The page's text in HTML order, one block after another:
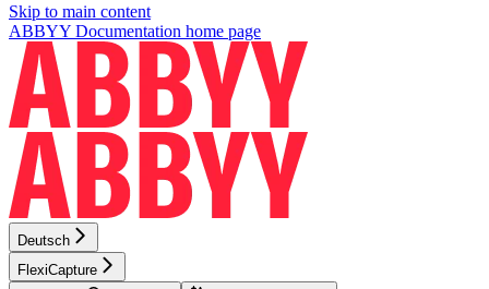
Skip to main content
ABBYY Documentation home page
Deutsch
FlexiCapture